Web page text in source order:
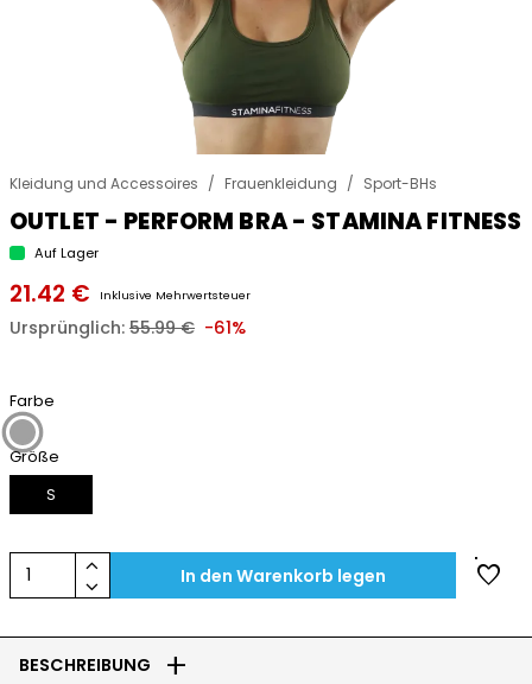
Kleidung und Accessoires / Frauenkleidung / Sport-BHs
OUTLET - PERFORM BRA - STAMINA FITNESS
Auf Lager
21.42 € Inklusive Mehrwertsteuer
Ursprünglich: 55.99 € -61%
Farbe
Größe
S
1 keyboard_arrow_up
keyboard_arrow_down In den Warenkorb legen favorite
BESCHREIBUNG add